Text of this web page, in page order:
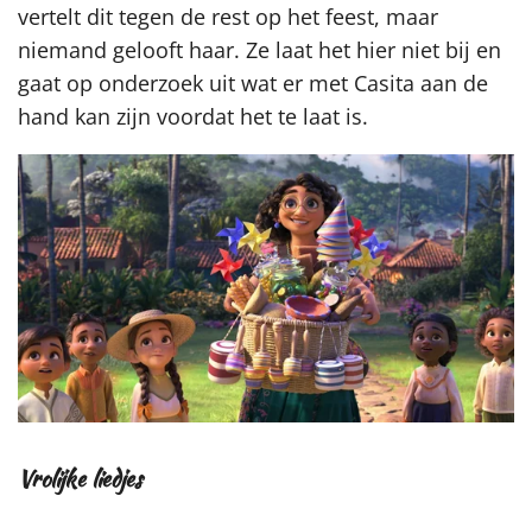
vertelt dit tegen de rest op het feest, maar
niemand gelooft haar. Ze laat het hier niet bij en
gaat op onderzoek uit wat er met Casita aan de
hand kan zijn voordat het te laat is.
Vrolijke liedjes